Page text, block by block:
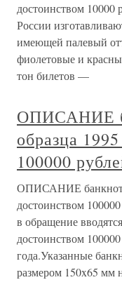
достоинством 10000
России
имеющей палевый
фиолетовые и
тон билетов —
ОПИСАНИЕ
образца
100000
ОПИСАНИЕ банкнот
достоинством
в обращение
достоинством
года.Указанные
размером 150x65 мм